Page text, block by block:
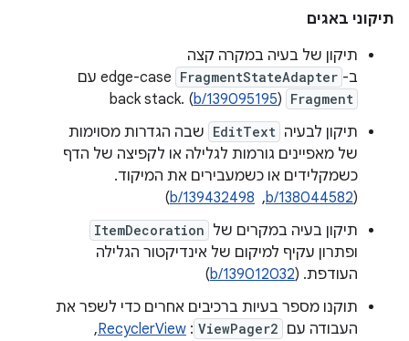
תיקוני באגים
תיקון של בעיה במקרה קצה
ב- FragmentStateAdapter
Fragment
b/139095195)
תיקון לבעיה EditText שבה הגדרות מסוימות
של מאפיינים גורמות לגלילה או לקפיצה של הדף
כשמקלידים או כשמעבירים את המיקוד.
‫(
b/138044582
, ‏
b/139432498
)
תיקון בעיה במקרים של ItemDecoration
ופתרון עקיף למיקום של אינדיקטור הגלילה
העודפת. (b/139012032
)
תוקנו מספר בעיות ברכיבים אחרים כדי לשפר את
העבודה עם ViewPager2
:
RecyclerView
,‏